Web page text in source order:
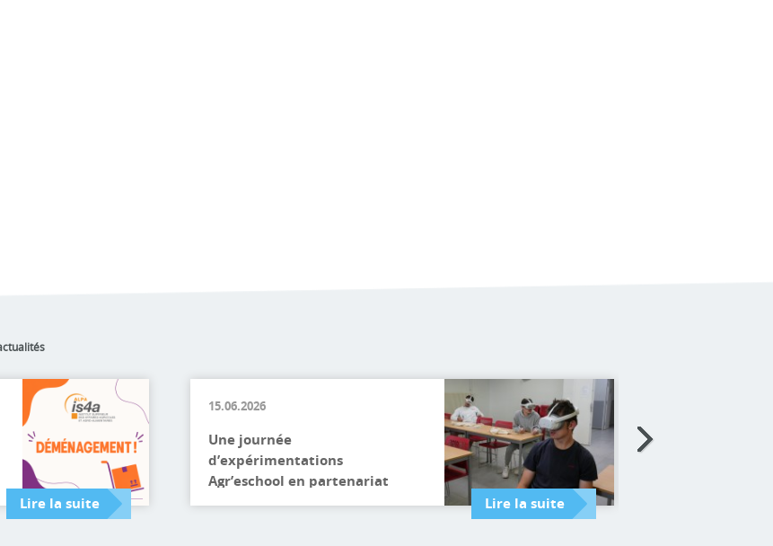
Lire la suite
15.06.2026
Une journée
d’expérimentations
Agr’eschool en partenariat
avec l’UNREP Mercredi
Lire la suite
Télécharger la